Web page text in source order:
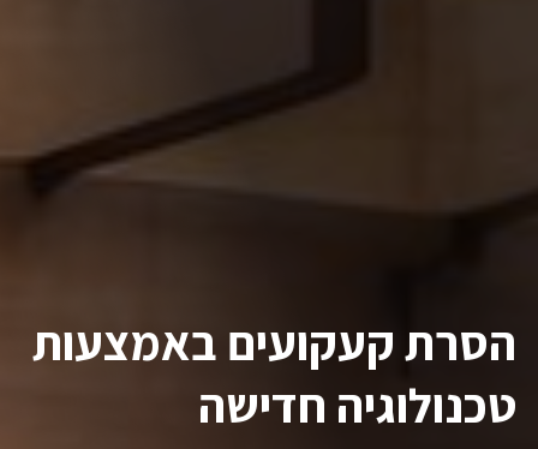
הסרת קעקועים באמצעות
טכנולוגיה חדישה